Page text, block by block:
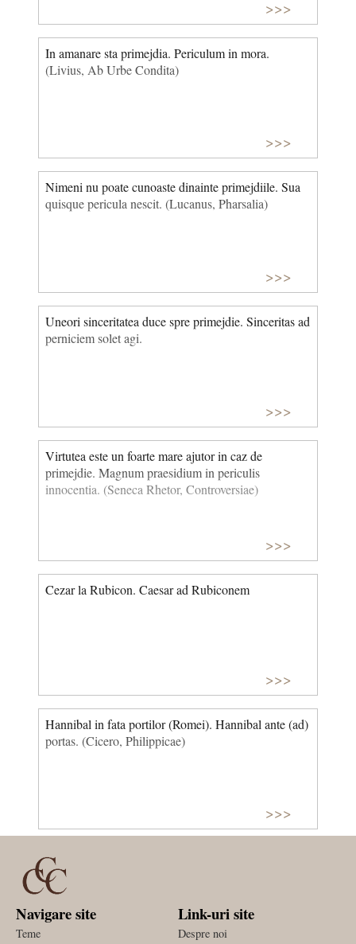
>>>
In amanare sta primejdia. Periculum in mora.
(Livius, Ab Urbe Condita)
>>>
Nimeni nu poate cunoaste dinainte primejdiile. Sua
quisque pericula nescit. (Lucanus, Pharsalia)
>>>
Uneori sinceritatea duce spre primejdie. Sinceritas ad
perniciem solet agi.
>>>
Virtutea este un foarte mare ajutor in caz de
primejdie. Magnum praesidium in periculis
innocentia. (Seneca Rhetor, Controversiae)
>>>
Cezar la Rubicon. Caesar ad Rubiconem
>>>
Hannibal in fata portilor (Romei). Hannibal ante (ad)
portas. (Cicero, Philippicae)
>>>
Navigare site
Teme
Link-uri site
Despre noi